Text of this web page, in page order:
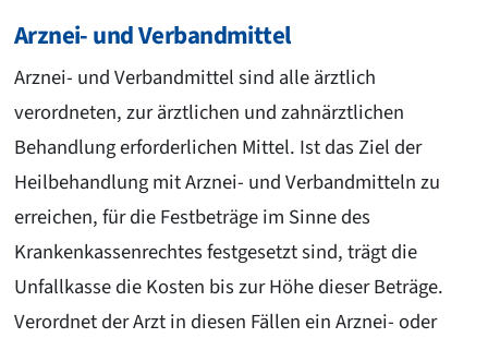
Arznei- und Verbandmittel
Arznei- und Verbandmittel sind alle ärztlich
verordneten, zur ärztlichen und zahnärztlichen
Behandlung erforderlichen Mittel. Ist das Ziel der
Heilbehandlung mit Arznei- und Verbandmitteln zu
erreichen, für die Festbeträge im Sinne des
Krankenkassenrechtes festgesetzt sind, trägt die
Unfallkasse die Kosten bis zur Höhe dieser Beträge.
Verordnet der Arzt in diesen Fällen ein Arznei- oder